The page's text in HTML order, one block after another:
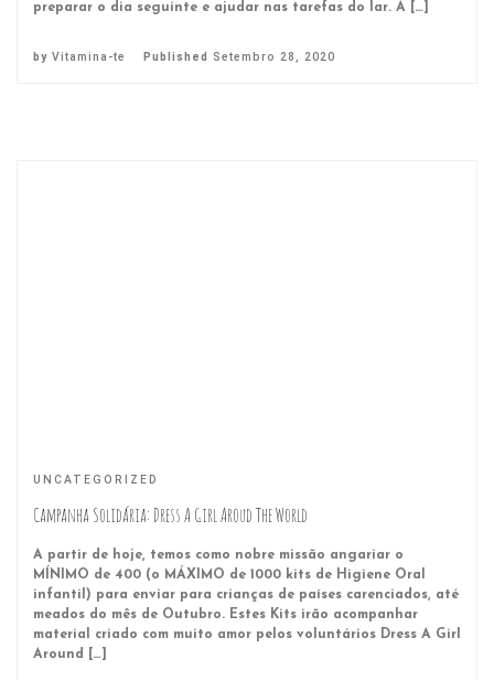
preparar o dia seguinte e ajudar nas tarefas do lar. A […]
by Vitamina-te Published Setembro 28, 2020
UNCATEGORIZED
Campanha Solidária: Dress A Girl Aroud The World
A partir de hoje, temos como nobre missão angariar o
MÍNIMO de 400 (o MÁXIMO de 1000 kits de Higiene Oral
infantil) para enviar para crianças de países carenciados, até
meados do mês de Outubro. Estes Kits irão acompanhar
material criado com muito amor pelos voluntários Dress A Girl
Around […]